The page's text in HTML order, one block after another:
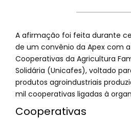
A afirmação foi feita durante
de um convênio da Apex com
Cooperativas da Agricultura
Solidária (Unicafes), voltado
produtos agroindustriais
mil cooperativas ligadas à
Cooperativas